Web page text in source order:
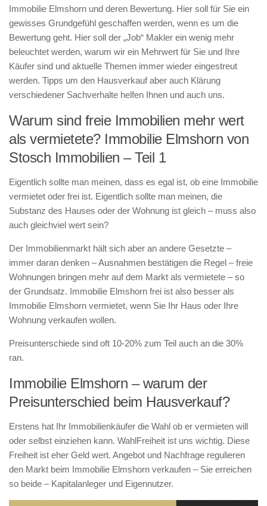
Immobilie Elmshorn und deren Bewertung. Hier soll für Sie ein
gewisses Grundgefühl geschaffen werden, wenn es um die
Bewertung geht. Hier soll der „Job“ Makler ein wenig mehr
beleuchtet werden, warum wir ein Mehrwert für Sie und Ihre
Käufer sind und aktuelle Themen immer wieder eingestreut
werden. Tipps um den Hausverkauf aber auch Klärung
verschiedener Sachverhalte helfen Ihnen und auch uns.
Warum sind freie Immobilien mehr wert
als vermietete? Immobilie Elmshorn von
Stosch Immobilien – Teil 1
Eigentlich sollte man meinen, dass es egal ist, ob eine Immobilie
vermietet oder frei ist. Eigentlich sollte man meinen, die
Substanz des Hauses oder der Wohnung ist gleich – muss also
auch gleichviel wert sein?
Der Immobilienmarkt hält sich aber an andere Gesetzte –
immer daran denken – Ausnahmen bestätigen die Regel – freie
Wohnungen bringen mehr auf dem Markt als vermietete – so
der Grundsatz. Immobilie Elmshorn frei ist also besser als
Immobilie Elmshorn vermietet, wenn Sie Ihr Haus oder Ihre
Wohnung verkaufen wollen.
Preisunterschiede sind oft 10-20% zum Teil auch an die 30%
ran.
Immobilie Elmshorn – warum der
Preisunterschied beim Hausverkauf?
Erstens hat Ihr Immobilienkäufer die Wahl ob er vermieten will
oder selbst einziehen kann. WahlFreiheit ist uns wichtig. Diese
Freiheit ist eher Geld wert. Angebot und Nachfrage regulieren
den Markt beim Immobilie Elmshorn verkaufen – Sie erreichen
so beide – Kapitalanleger und Eigennutzer.